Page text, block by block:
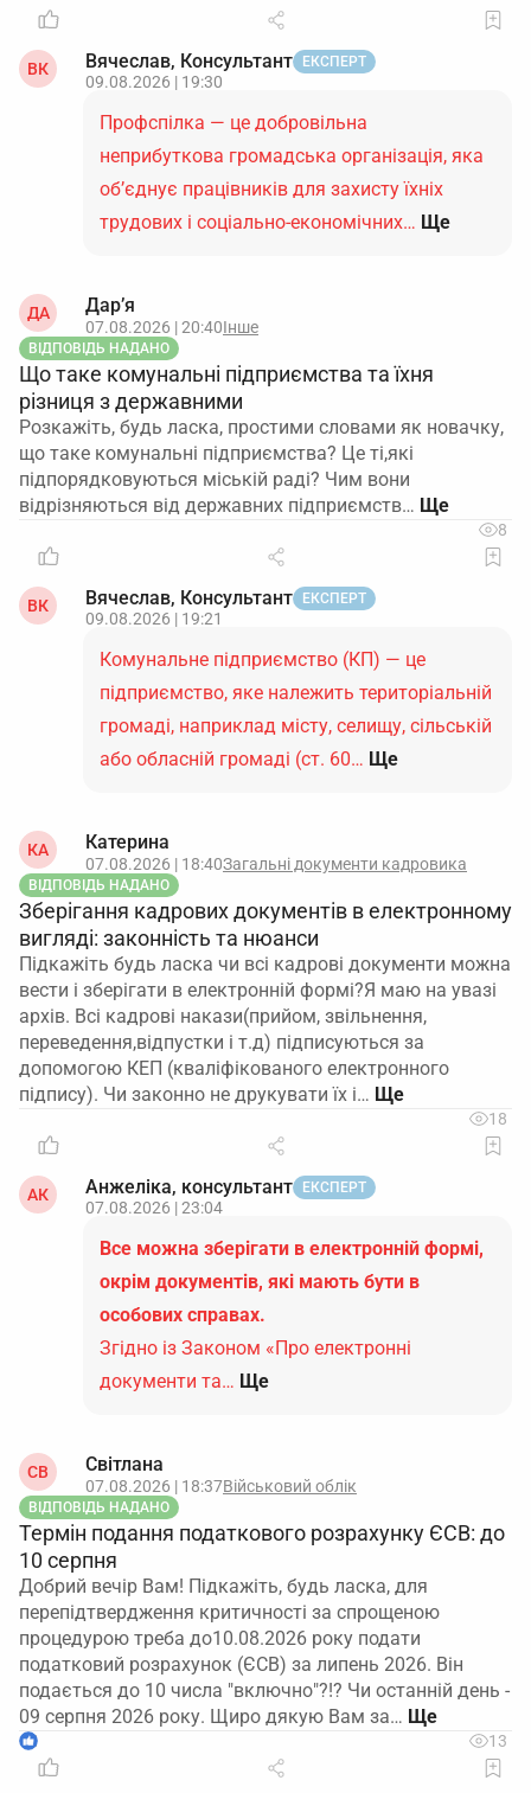
ВК Вячеслав, Консультант ЕКСПЕРТ
09.08.2026 | 19:30
Профспілка — це добровільна
неприбуткова громадська організація, яка
об’єднує працівників для захисту їхніх
трудових і соціально-економічних… Ще
ДА Дар’я
07.08.2026 | 20:40Інше
ВІДПОВІДЬ НАДАНО
Що таке комунальні підприємства та їхня
різниця з державними
Розкажіть, будь ласка, простими словами як новачку,
що таке комунальні підприємства? Це ті,які
підпорядковуються міській раді? Чим вони
відрізняються від державних підприємств…
8
ВК Вячеслав, Консультант ЕКСПЕРТ
09.08.2026 | 19:21
Комунальне підприємство (КП) — це
підприємство, яке належить територіальній
громаді, наприклад місту, селищу, сільській
або обласній громаді (ст. 60… Ще
КА Катерина
07.08.2026 | 18:40Загальні документи кадровика
ВІДПОВІДЬ НАДАНО
Зберігання кадрових документів в електронному
вигляді: законність та нюанси
Підкажіть будь ласка чи всі кадрові документи можна
вести і зберігати в електронній формі?Я маю на увазі
архів. Всі кадрові накази(прийом, звільнення,
переведення,відпустки і т.д) підписуються за
допомогою КЕП (кваліфікованого електронного
підпису). Чи законно не друкувати їх і…
18
АК Анжеліка, консультант ЕКСПЕРТ
07.08.2026 | 23:04
Все можна зберігати в електронній формі,
окрім документів, які мають бути в
особових справах.
Згідно із Законом «Про електронні
документи та… Ще
СВ Світлана
07.08.2026 | 18:37Військовий облік
ВІДПОВІДЬ НАДАНО
Термін подання податкового розрахунку ЄСВ: до
10 серпня
Добрий вечір Вам! Підкажіть, будь ласка, для
перепідтвердження критичності за спрощеною
процедурою треба до10.08.2026 року подати
податковий розрахунок (ЄСВ) за липень 2026. Він
подається до 10 числа "включно"?!? Чи останній день -
09 серпня 2026 року. Щиро дякую Вам за…
1 13